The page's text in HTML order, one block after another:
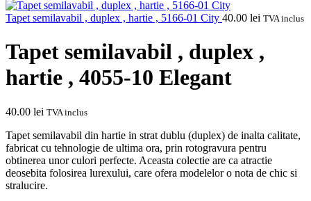
Tapet semilavabil , duplex , hartie , 5166-01 City 40.00 lei TVA inclus
Tapet semilavabil , duplex ,
hartie , 4055-10 Elegant
40.00 lei TVA inclus
Tapet semilavabil din hartie in strat dublu (duplex) de inalta calitate,
fabricat cu tehnologie de ultima ora, prin rotogravura pentru
obtinerea unor culori perfecte. Aceasta colectie are ca atractie
deosebita folosirea lurexului, care ofera modelelor o nota de chic si
stralucire.